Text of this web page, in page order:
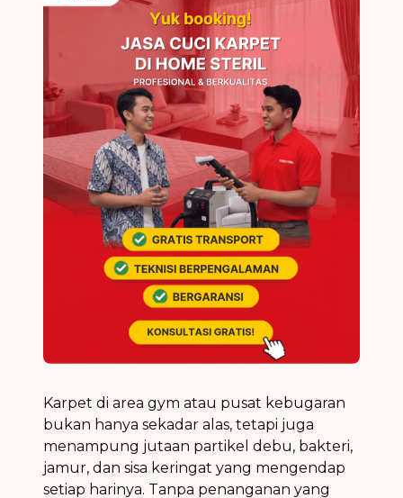
Karpet di area gym atau pusat kebugaran
bukan hanya sekadar alas, tetapi juga
menampung jutaan partikel debu, bakteri,
jamur, dan sisa keringat yang mengendap
setiap harinya. Tanpa penanganan yang